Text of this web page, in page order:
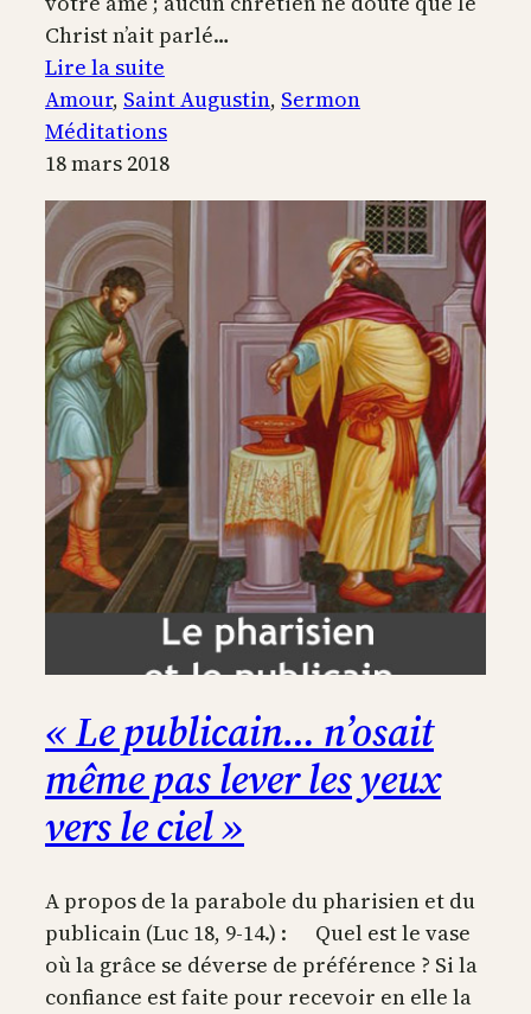
Christ n’ait parlé…
Lire la suite
Le
grain
tombé
en
terre
Amour, Saint Augustin, Sermon
Méditations
18 mars 2018
« Le publicain… n’osait
même pas lever les yeux
vers le ciel »
A propos de la parabole du pharisien et du
publicain (Luc 18, 9-14.) : Quel est le vase
où la grâce se déverse de préférence ? Si la
confiance est faite pour recevoir en elle la